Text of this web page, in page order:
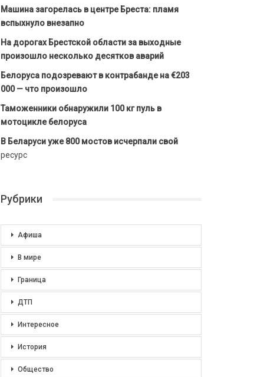
Машина загорелась в центре Бреста: пламя
вспыхнуло внезапно
На дорогах Брестской области за выходные
произошло несколько десятков аварий
Белоруса подозревают в контрабанде на €203
000 — что произошло
Таможенники обнаружили 100 кг пуль в
мотоцикле белоруса
В Беларуси уже 800 мостов исчерпали свой
ресурс
Рубрики
Афиша
В мире
Граница
ДТП
Интересное
История
Общество